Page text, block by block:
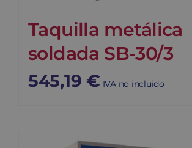
Taquilla metálica
soldada SB-30/3
545,19 € IVA no incluido